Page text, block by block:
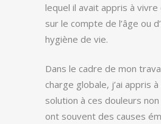
lequel il avait appris à
sur le compte de l’âge ou
hygiène de vie.
Dans le cadre de mon
charge globale, j’ai appris
solution à ces douleurs
ont souvent des causes